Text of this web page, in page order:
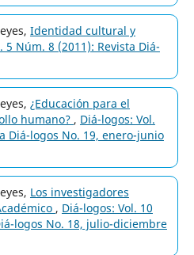
Identidad cultural y
5 Núm. 8 (2011): Revista Diá-
¿Educación para el
humano? , Diá-logos: Vol.
Diá-logos No. 19, enero-junio
Los investigadores
, Diá-logos: Vol. 10
logos No. 18, julio-diciembre